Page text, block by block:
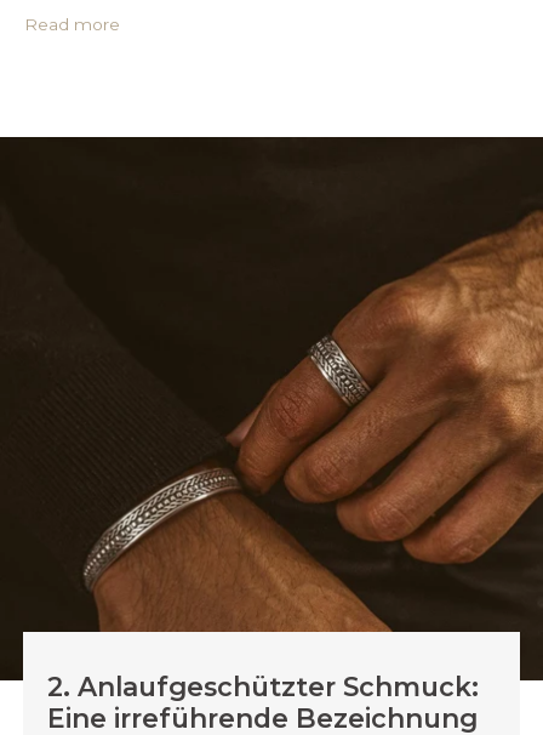
mit Haut, Schweiß, Seife, Wasser und anderen Stoffen in
Anlaufen ist ein deutliches Zeichen dafür, dass der
Materialien oft glänzend, da er aus plattierten Metallen
oder synthetischen Materialien hergestellt ist. Dieser
Glanz hält jedoch nicht lange an und lässt sich nicht wie
Read more
2. Anlaufgeschützter Schmuck:
Eine irreführende Bezeichnung